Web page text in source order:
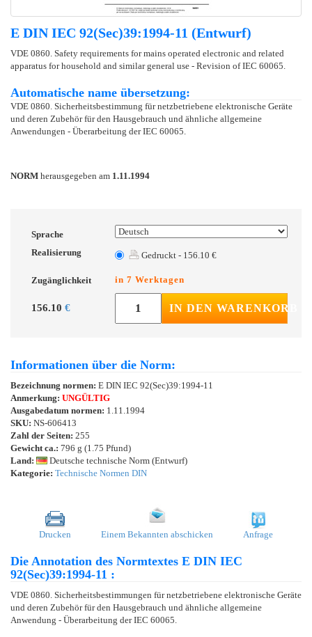
E DIN IEC 92(Sec)39:1994-11 (Entwurf)
VDE 0860. Safety requirements for mains operated electronic and related
apparatus for household and similar general use - Revision of IEC 60065.
Automatische name übersetzung:
VDE 0860. Sicherheitsbestimmung für netzbetriebene elektronische Geräte
und deren Zubehör für den Hausgebrauch und ähnliche allgemeine
Anwendungen - Überarbeitung der IEC 60065.
NORM herausgegeben am 1.11.1994
Sprache
Realisierung
Gedruckt - 156.10 €
Zugänglichkeit in 7 Werktagen
156.10 € IN DEN WARENKORB
Informationen über die Norm:
Bezeichnung normen: E DIN IEC 92(Sec)39:1994-11
Anmerkung: UNGÜLTIG
Ausgabedatum normen: 1.11.1994
SKU: NS-606413
Zahl der Seiten: 255
Gewicht ca.: 796 g (1.75 Pfund)
Land:
Deutsche technische Norm (Entwurf)
Kategorie: Technische Normen DIN
Drucken Einem Bekannten abschicken Anfrage
Die Annotation des Normtextes E DIN IEC
92(Sec)39:1994-11 :
VDE 0860. Sicherheitsbestimmungen für netzbetriebene elektronische Geräte
und deren Zubehör für den Hausgebrauch und ähnliche allgemeine
Anwendung - Überarbeitung der IEC 60065.